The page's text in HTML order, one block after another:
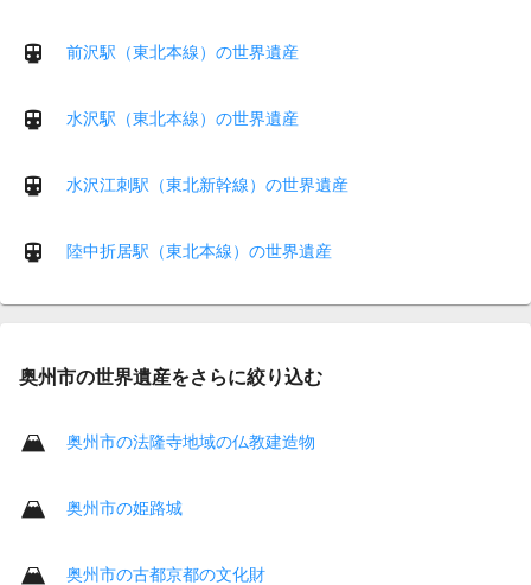
前沢駅（東北本線）の世界遺産
水沢駅（東北本線）の世界遺産
水沢江刺駅（東北新幹線）の世界遺産
陸中折居駅（東北本線）の世界遺産
奥州市の世界遺産をさらに絞り込む
奥州市の法隆寺地域の仏教建造物
奥州市の姫路城
奥州市の古都京都の文化財